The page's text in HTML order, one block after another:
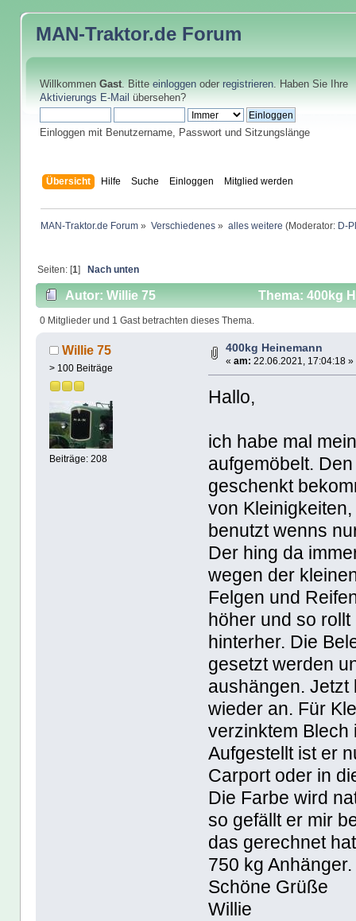
MAN-Traktor.de Forum
Willkommen Gast. Bitte einloggenoder registrieren. Haben Sie Ihre
Aktivierungs E-Mail übersehen?
Einloggen mit Benutzername, Passwort und Sitzungslänge
Übersicht Hilfe Suche Einloggen Mitglied werden
MAN-Traktor.de Forum » Verschiedenes » alles weitere (Moderator: D-
Seiten: [1] Nach unten
Autor: Willie 75 Thema: 400kg
0 Mitglieder und 1 Gast betrachten dieses Thema.
Willie 75
> 100 Beiträge
Beiträge: 208
400kg Heinemann
« am: 22.06.2021, 17:04:18 »
Hallo,
ich habe mal
aufgemöbelt.
geschenkt
von
benutzt wenns
Der hing da
wegen der
Felgen und
höher und so
hinterher. Die
gesetzt werden
aushängen. Jetzt
wieder an. Für
verzinktem Blech
Aufgestellt ist er
Carport oder in
Die Farbe wird
so gefällt er mir
das gerechnet
750 kg Anhänger.
Schöne Grüße
Willie